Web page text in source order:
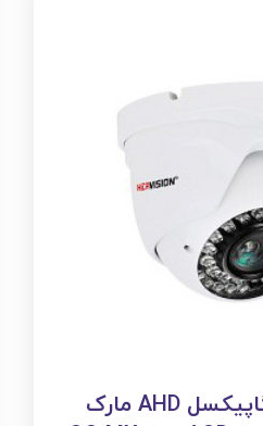
دوربین ۲ مگاپیکسل AHD مارک